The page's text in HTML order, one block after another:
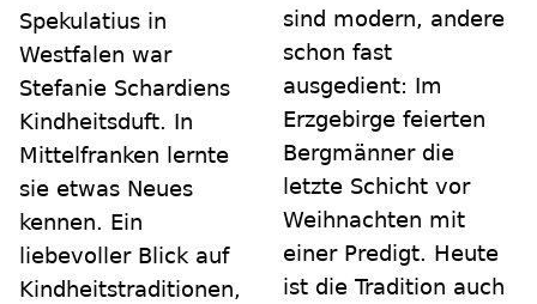
Spekulatius in
Westfalen war
Stefanie Schardiens
Kindheitsduft. In
Mittelfranken lernte
sie etwas Neues
kennen. Ein
liebevoller Blick auf
Kindheitstraditionen,
sind modern, andere
schon fast
ausgedient: Im
Erzgebirge feierten
Bergmänner die
letzte Schicht vor
Weihnachten mit
einer Predigt. Heute
ist die Tradition auch